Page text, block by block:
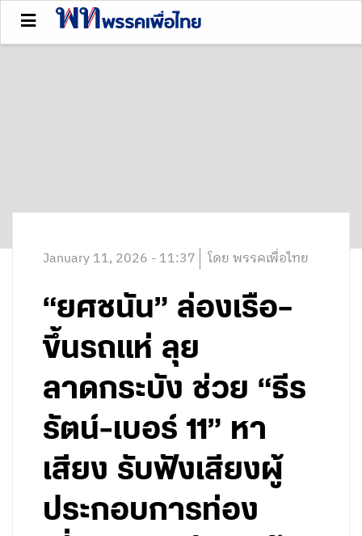
January 11, 2026 - 11:37 โดย พรรคเพื่อไทย
“ยศชนัน” ล่องเรือ–
ขึ้นรถแห่ ลุย
ลาดกระบัง ช่วย “ธีร
รัตน์-เบอร์ 11” หา
เสียง รับฟังเสียงผู้
ประกอบการท่อง